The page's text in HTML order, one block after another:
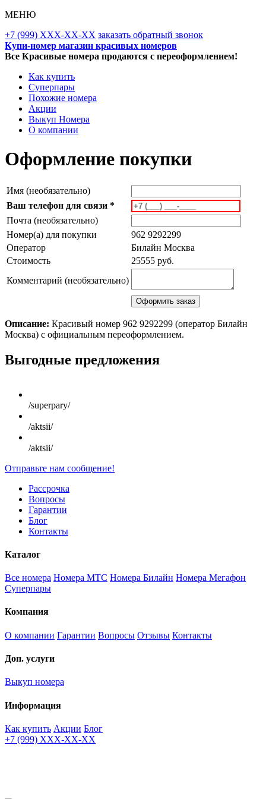
МЕНЮ
+7 (999) XXX-XX-XX заказать обратный звонок
Купи-номер магазин красивых номеров
Все Красивые номера продаются с переоформлением!
Как купить
Суперпары
Похожие номера
Акции
Выкуп Номера
О компании
Оформление покупки
Имя (необязательно)
Ваш телефон для связи *
Почта (необязательно)
Номер(а) для покупки
962 9292299
Оператор
Билайн Москва
Стоимость
25555 руб.
Комментарий (необязательно)
Описание: Красивый номер 962 9292299 (оператор Билайн
Москва) с официальным переоформлением.
Scroll
Up
Выгодные предложения
/superpary/
/aktsii/
/aktsii/
Отправьте нам сообщение!
Рассрочка
Вопросы
Гарантии
Блог
Контакты
Каталог
Все номера Номера МТС Номера Билайн Номера Мегафон
Суперпары
Компания
О компании Гарантии Вопросы Отзывы Контакты
Доп. услуги
Выкуп номера
Информация
Как купить Акции Блог
+7 (999) XXX-XX-XX